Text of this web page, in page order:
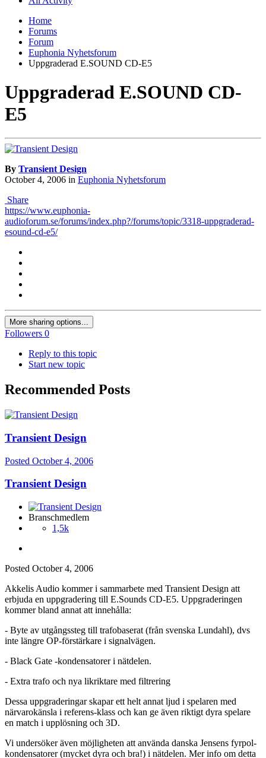
Home
Forums
Forum
Euphonia Nyhetsforum
Uppgraderad E.SOUND CD-E5
Uppgraderad E.SOUND CD-
E5
By Transient Design
October 4, 2006 in Euphonia Nyhetsforum
Share
https://www.euphonia-
audioforum.se/forums/index.php?/forums/topic/3318-uppgraderad-
esound-cd-e5/
More sharing options...
Followers 0
Reply to this topic
Start new topic
Recommended Posts
Transient Design
Posted October 4, 2006
Transient Design
Branschmedlem
1,5k
Posted October 4, 2006
Akkelis Audio kommer i sammarbete med Transient Design att
erbjuda en uppgradering till E.Sounds CD-E5. Uppgraderingen
kommer bland annat att innehålla:
- Byte av utgångssteg till trafobaserat (från svenska Lundahl), dvs
inte längre OP-förstärkare i signalvägen.
- Black Gate -kondensatorer i nätdelen.
- Extra trafo och nya likriktare med filtrering
Dessa uppgraderingar skapar ett helt annat ljud i spelaren med
närvarokänsla i referens-klass och kan ge även riktigt dyra spelare
en match i upplösning och 3D.
Vi undersöker även möjligheten att använda danska Jensens fyrpol-
kondensatorer (mycket dyra och bra!) i nätdelen. Mer info om detta